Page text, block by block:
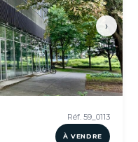
›
Réf. 59_0113
À VENDRE